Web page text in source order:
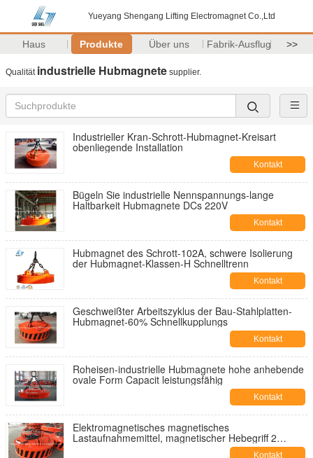
Yueyang Shengang Lifting Electromagnet Co.,Ltd
Haus Produkte Über uns Fabrik-Ausflug >>
Qualität industrielle Hubmagnete supplier.
Industrieller Kran-Schrott-Hubmagnet-Kreisart
obenliegende Installation
Kontakt
Bügeln Sie industrielle Nennspannungs-lange
Haltbarkeit Hubmagnete DCs 220V
Kontakt
Hubmagnet des Schrott-102A, schwere Isolierung
der Hubmagnet-Klassen-H Schnelltrenn
Kontakt
Geschweißter Arbeitszyklus der Bau-Stahlplatten-
Hubmagnet-60% Schnellkupplungs
Kontakt
Roheisen-industrielle Hubmagnete hohe anhebende
ovale Form Capacit leistungsfähig
Kontakt
Elektromagnetisches magnetisches
Lastaufnahmemittel, magnetischer Hebegriff 2
Kontakt